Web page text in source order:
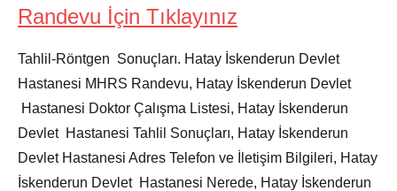
Randevu İçin Tıklayınız
Tahlil-Röntgen Sonuçları. Hatay İskenderun Devlet
Hastanesi MHRS Randevu, Hatay İskenderun Devlet
Hastanesi Doktor Çalışma Listesi, Hatay İskenderun
Devlet Hastanesi Tahlil Sonuçları, Hatay İskenderun
Devlet Hastanesi Adres Telefon ve İletişim Bilgileri, Hatay
İskenderun Devlet Hastanesi Nerede, Hatay İskenderun